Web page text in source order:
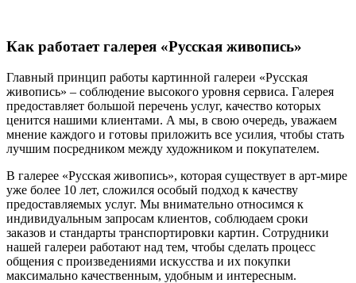
Как работает галерея «Русская живопись»
Главный принцип работы картинной галереи «Русская
живопись» – соблюдение высокого уровня сервиса. Галерея
предоставляет большой перечень услуг, качество которых
ценится нашими клиентами. А мы, в свою очередь, уважаем
мнение каждого и готовы приложить все усилия, чтобы стать
лучшим посредником между художником и покупателем.
В галерее «Русская живопись», которая существует в арт-мире
уже более 10 лет, сложился особый подход к качеству
предоставляемых услуг. Мы внимательно относимся к
индивидуальным запросам клиентов, соблюдаем сроки
заказов и стандарты транспортировки картин. Сотрудники
нашей галереи работают над тем, чтобы сделать процесс
общения с произведениями искусства и их покупки
максимально качественным, удобным и интересным.